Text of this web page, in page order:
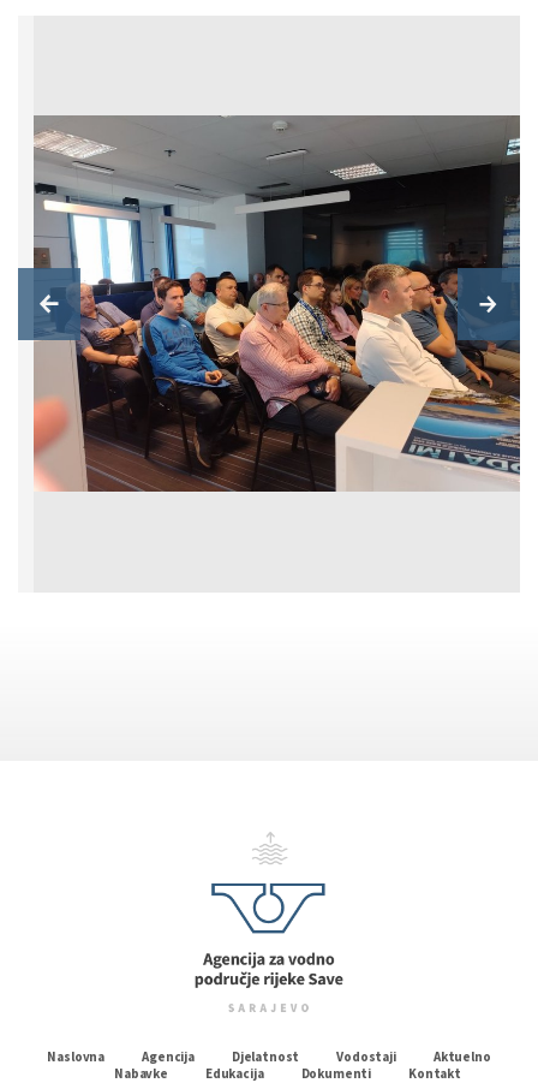
Naslovna Agencija Djelatnost Vodostaji
Aktuelno
Nabavke
Edukacija Dokumenti Kontakt